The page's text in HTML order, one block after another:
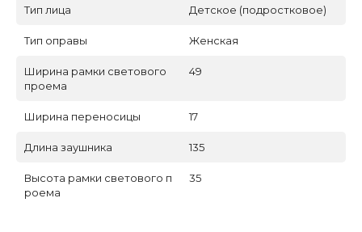
Тип лица Детское (подростковое)
Тип оправы Женская
Ширина рамки светового
проема
49
Ширина переносицы 17
Длина заушника 135
Высота рамки светового п
роема
35